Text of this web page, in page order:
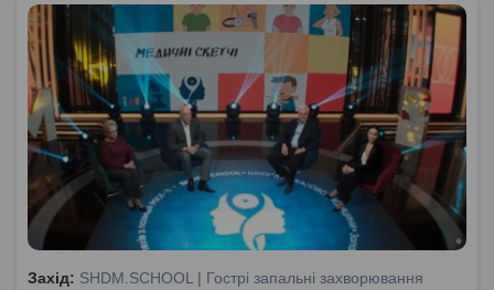
Захід: SHDM.SCHOOL | Гострі запальні захворювання